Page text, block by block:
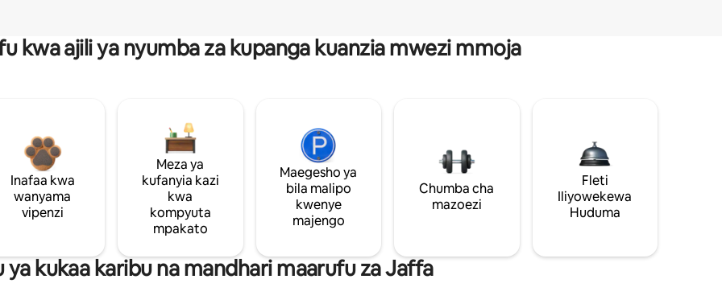
kwa ajili ya nyumba za kupanga kuanzia mwezi mmoja
Inafaa kwa
wanyama
vipenzi
Meza ya
kufanyia kazi
kwa
kompyuta
mpakato
Maegesho ya
bila malipo
kwenye
majengo
Chumba cha
mazoezi
Fleti
Iliyowekewa
Huduma
ya kukaa karibu na mandhari maarufu za Jaffa